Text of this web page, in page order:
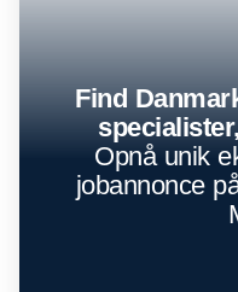
Find
Opnå unik
jobannonce